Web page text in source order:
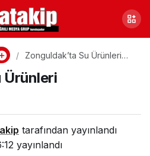
Zonguldak’ta Su Ürünleri
Ürünleri
tarafından yayınlandı
yayınlandı
Paylaş